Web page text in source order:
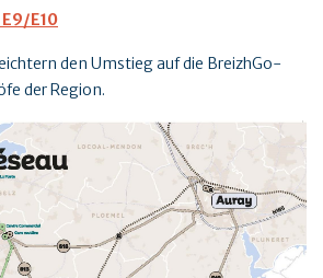
E10
den Umstieg auf die BreizhGo-
der Region.